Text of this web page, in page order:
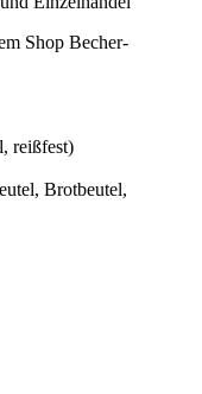
Shop Becher-
reißfest)
Brotbeutel,